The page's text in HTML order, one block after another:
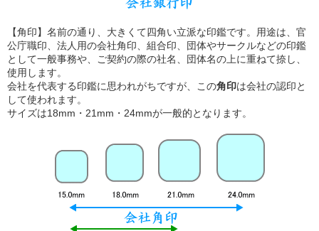
【角印】名前の通り、大きくて四角い立派な印鑑です。用途は、官
公庁職印、法人用の会社角印、組合印、団体やサークルなどの印鑑
として一般事務や、ご契約の際の社名、団体名の上に重ねて捺し、
使用します。
会社を代表する印鑑に思われがちですが、この角印は会社の認印と
して使われます。
サイズは18mm・21mm・24mmが一般的となります。